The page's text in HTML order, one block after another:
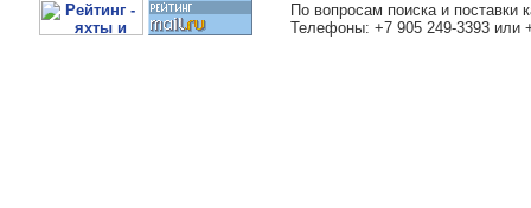
По вопросам поиска и поставки
Телефоны: +7 905 249-3393 или